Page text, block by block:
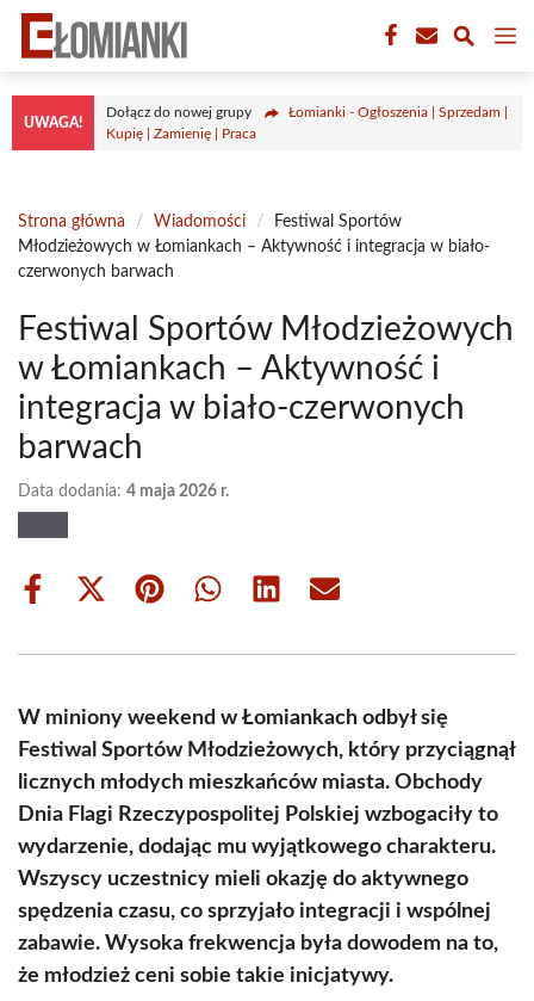
Przejdź
treści
UWAGA!
Dołącz do nowej grupy
Łomianki - Ogłoszenia | Sprzedam |
Kupię | Zamienię | Praca
Strona główna / Wiadomości /
Festiwal Sportów
Młodzieżowych w Łomiankach – Aktywność i integracja w biało-
czerwonych barwach
Festiwal Sportów Młodzieżowych
w Łomiankach – Aktywność i
integracja w biało-czerwonych
barwach
Data dodania: 4 maja 2026 r.
Share
Share
(Twitter)
Share Share Share Share
W miniony weekend w Łomiankach odbył się
Festiwal Sportów Młodzieżowych, który przyciągnął
licznych młodych mieszkańców miasta. Obchody
Dnia Flagi Rzeczypospolitej Polskiej wzbogaciły to
wydarzenie, dodając mu wyjątkowego charakteru.
Wszyscy uczestnicy mieli okazję do aktywnego
spędzenia czasu, co sprzyjało integracji i wspólnej
zabawie. Wysoka frekwencja była dowodem na to,
że młodzież ceni sobie takie inicjatywy.